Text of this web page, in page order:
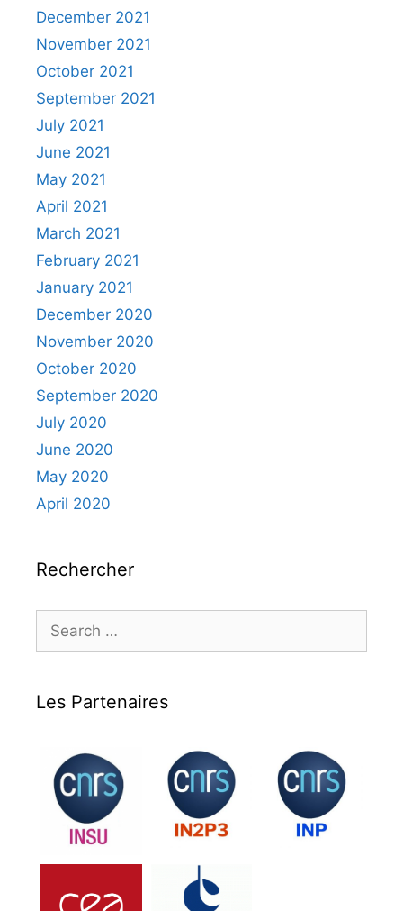
December 2021
November 2021
October 2021
September 2021
July 2021
June 2021
May 2021
April 2021
March 2021
February 2021
January 2021
December 2020
November 2020
October 2020
September 2020
July 2020
June 2020
May 2020
April 2020
Rechercher
for:
Les Partenaires